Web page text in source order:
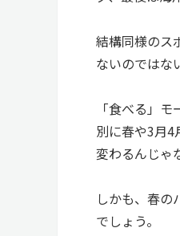
結構同様のス
ないのではな
「食べる」
別に春や3月4
変わるんじゃ
しかも、春の
でしょう。